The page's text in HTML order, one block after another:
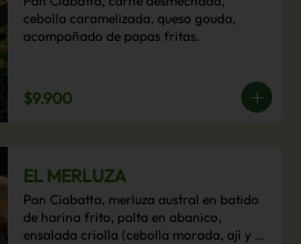
cebolla caramelizada, queso gouda,
acompañado de papas fritas.
$9.900
EL MERLUZA
Pan Ciabatta, merluza austral en batido
de harina frito, palta en abanico,
ensalada criolla (cebolla morada, ají y